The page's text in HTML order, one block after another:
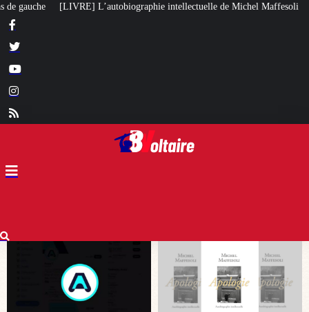
intellectuelle de Michel Maffesoli Pour regagner son influence en